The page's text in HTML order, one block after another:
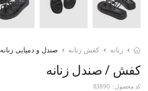
زنانه کفش زنانه صندل و دمپایی زنانه
کفش / صندل زنانه
کد محصول : 83890